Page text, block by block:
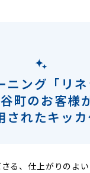
ニング「リ
町のお客様
されたキッカ
る、仕上がりのよ